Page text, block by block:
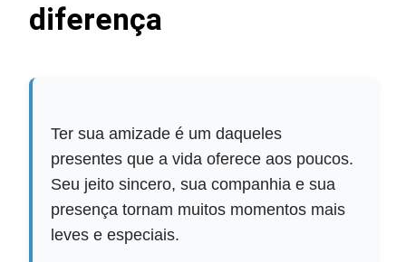
diferença
Ter sua amizade é um daqueles
presentes que a vida oferece aos poucos.
Seu jeito sincero, sua companhia e sua
presença tornam muitos momentos mais
leves e especiais.